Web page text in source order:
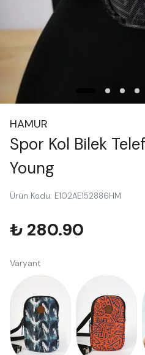
HAMUR
Spor Kol Bilek
Young
Ürün Kodu: E102AE152886HM
₺ 280.90
Varyant